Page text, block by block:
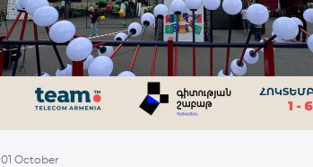
01 October